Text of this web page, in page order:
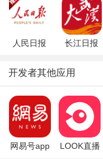
搜索极速
版）客户端
人民日报
本
长江日报
开发者其他应用
网易号app
LOOK直播